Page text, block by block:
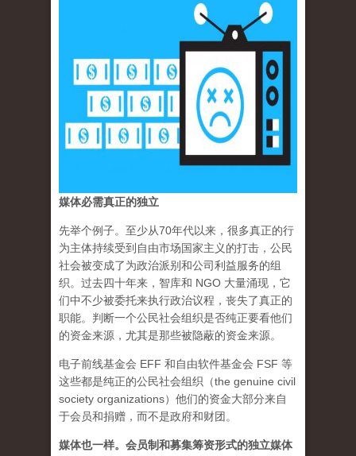
媒体必需真正的独立
先举个例子。至少从70年代以来，很多真正的行
为主体持续受到自由市场国家主义的打击，公民
社会被变成了为政治派别和公司利益服务的组
织。过去四十年来，智库和 NGO 大量涌现，它
们中不少被委托来执行政治议程，丧失了真正的
职能。判断一个公民社会组织是否纯正要看他们
的资金来源，尤其是那些被隐蔽的资金来源。
电子前线基金会 EFF 和自由软件基金会 FSF 等
这些都是纯正的公民社会组织（the genuine civil
society organizations）他们的资金大部分来自
于会员和捐赠，而不是政府和财团。
媒体也一样。会员制和募集筹资形式的独立媒体